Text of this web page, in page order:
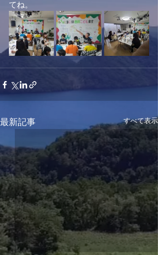
てね。
最新記事 すべて表示